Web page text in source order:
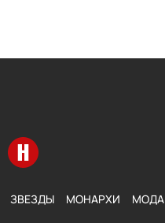
Перейти на главную
ЗВЕЗДЫ МОНАРХИ МОДА